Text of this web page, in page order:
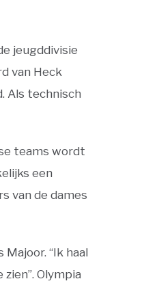
jeugddivisie
van Heck
Als technisch
teams wordt
een
van de dames
“Ik haal
Olympia